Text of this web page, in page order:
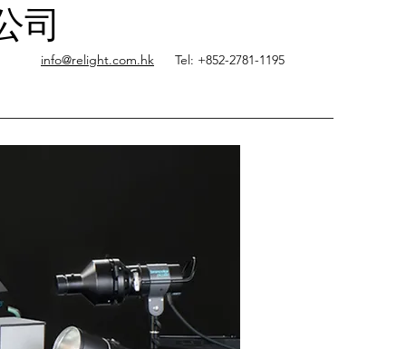
司
info@relight.com.hk Tel: +852-2781-1195